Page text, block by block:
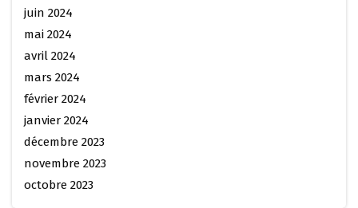
juin 2024
mai 2024
avril 2024
mars 2024
février 2024
janvier 2024
décembre 2023
novembre 2023
octobre 2023